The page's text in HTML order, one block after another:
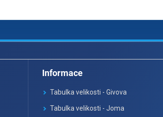
Informace
Tabulka velikosti - Givova
Tabulka velikosti - Joma